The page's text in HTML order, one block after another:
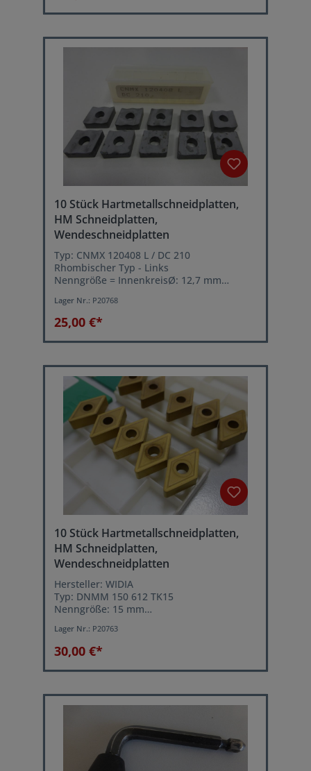
10 Stück Hartmetallschneidplatten,
HM Schneidplatten,
Wendeschneidplatten
Typ: CNMX 120408 L / DC 210
Rhombischer Typ - Links
Nenngröße = InnenkreisØ: 12,7 mm
Rautenwinkel: 80°
Lager Nr.: P20768
25,00 €*
10 Stück Hartmetallschneidplatten,
HM Schneidplatten,
Wendeschneidplatten
Hersteller: WIDIA
Typ: DNMM 150 612 TK15
Nenngröße: 15 mm
Rautenwinkel: 55°
Plattendicke: 6,35 mm
Lager Nr.: P20763
30,00 €*